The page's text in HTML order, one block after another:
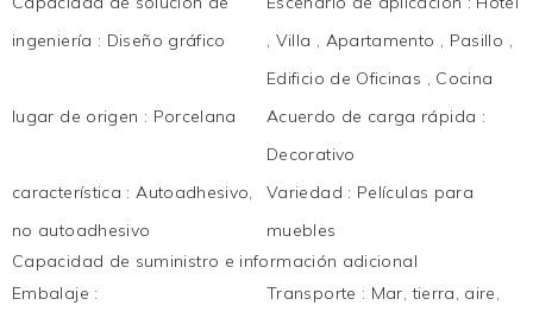
ingeniería : Diseño gráfico
, Villa , Apartamento , Pasillo ,
Edificio de Oficinas , Cocina
lugar de origen : Porcelana Acuerdo de carga rápida :
Decorativo
característica :Autoadhesivo,
no autoadhesivo
Variedad : Películas para
muebles
Capacidad de suministro e información adicional
Embalaje :
Transporte : Mar, tierra, aire,